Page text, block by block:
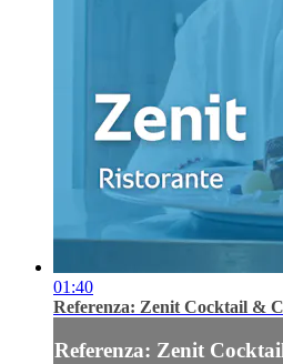
01:40
Referenza: Zenit Cocktail &
Referenza: Zenit